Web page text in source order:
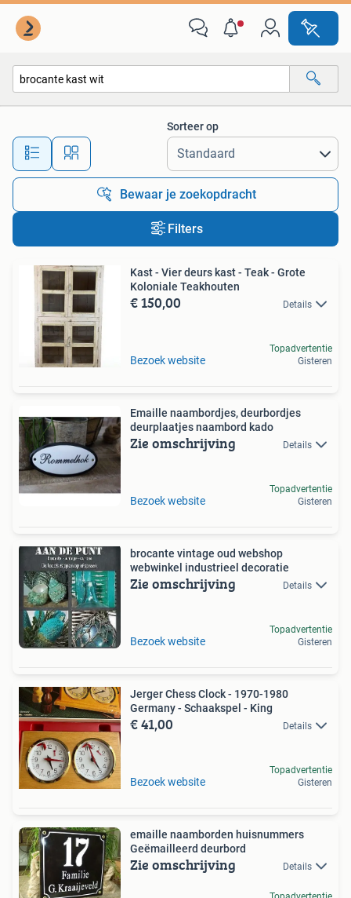
Alle afstanden…
Sorteer op
Bewaar je zoekopdracht
Filters
Kast - Vier deurs kast - Teak - Grote
Koloniale Teakhouten
€ 150,00 Details
Bezoek website
Topadvertentie
Gisteren
Emaille naambordjes, deurbordjes
deurplaatjes naambord kado
Zie omschrijving Details
Bezoek website
Topadvertentie
Gisteren
brocante vintage oud webshop
webwinkel industrieel decoratie
Zie omschrijving Details
Bezoek website
Topadvertentie
Gisteren
Jerger Chess Clock - 1970-1980
Germany - Schaakspel - King
€ 41,00 Details
Bezoek website
Topadvertentie
Gisteren
emaille naamborden huisnummers
Geëmailleerd deurbord
Zie omschrijving Details